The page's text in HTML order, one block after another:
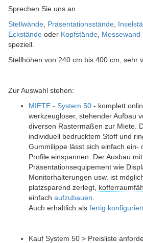
Sprechen Sie uns an.
Stellwände Präsentationsstände
Eckstände oder Kopfstände Messewand
speziell.
Stellhöhen von 240 cm bis 400 cm, sehr
Zur Auswahl stehen:
MIETE - System 50 - komplett
werkzeugloser, stehender Aufbau
diversen Rastermaßen zur Miete.
individuell bedrucktem Stoff und
Gummilippe lässt sich einfach ein-
Profile einspannen. Der Ausbau
Präsentationsequipement wie
Monitorhalterungen usw. ist
platzsparend zerlegt,
einfach aufzubauen
Auch erhältlich als fertig
Kauf System 50 > Preisliste